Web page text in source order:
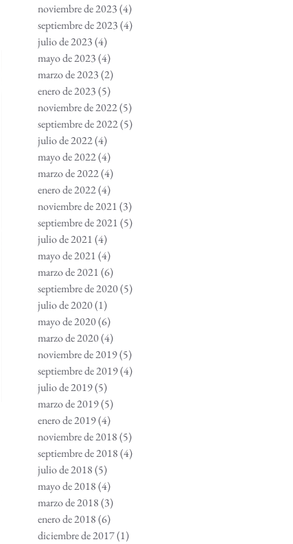
noviembre de 2023(4)
septiembre de 2023(4)
julio de 2023(4)
mayo de 2023(4)
marzo de 2023(2)
enero de 2023(5)
noviembre de 2022(5)
septiembre de 2022(5)
julio de 2022(4)
mayo de 2022(4)
marzo de 2022(4)
enero de 2022(4)
noviembre de 2021(3)
septiembre de 2021(5)
julio de 2021(4)
mayo de 2021(4)
marzo de 2021(6)
septiembre de 2020(5)
julio de 2020(1)
mayo de 2020(6)
marzo de 2020(4)
noviembre de 2019(5)
septiembre de 2019(4)
julio de 2019(5)
marzo de 2019(5)
enero de 2019(4)
noviembre de 2018(5)
septiembre de 2018(4)
julio de 2018(5)
mayo de 2018(4)
marzo de 2018(3)
enero de 2018(6)
diciembre de 2017(1)